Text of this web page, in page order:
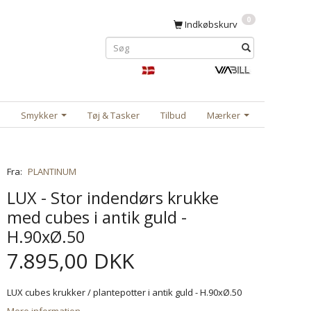
Indkøbskurv 0
Smykker Tøj & Tasker Tilbud Mærker
Fra: PLANTINUM
LUX - Stor indendørs krukke
med cubes i antik guld -
H.90xØ.50
7.895,00 DKK
LUX cubes krukker / plantepotter i antik guld - H.90xØ.50